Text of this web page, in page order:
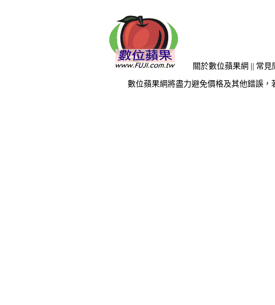
關於數位蘋果網 || 常見
數位蘋果網將盡力避免價格及其他錯誤